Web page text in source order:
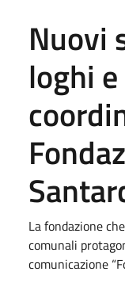
Nuovi
loghi
La fondazione
comunali
comunicazione